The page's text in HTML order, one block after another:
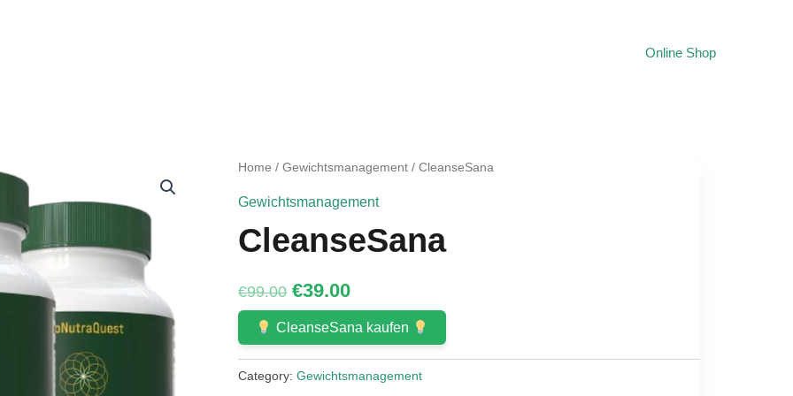
Online Shop
Home /Gewichtsmanagement / CleanseSana
Gewichtsmanagement
CleanseSana
€99.00 Original
price
was:
€99.00.
€39.00Current
price
is:
€39.00.
CleanseSana kaufen
Category:Gewichtsmanagement